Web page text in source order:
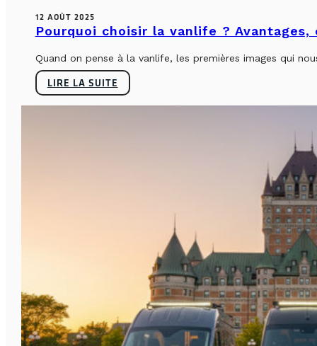
12 AOÛT 2025
Pourquoi choisir la vanlife ?
Quand on pense à la vanlife, les premières images qui
LIRE LA SUITE